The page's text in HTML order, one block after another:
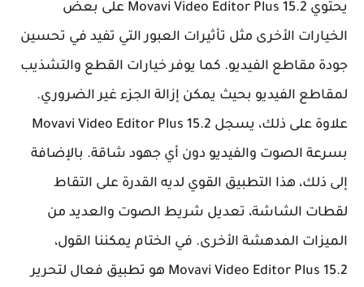
يحتوي Movavi Video Editor Plus 15.2 على بعض
الخيارات الأخرى مثل تأثيرات العبور التي تفيد في تحسين
جودة مقاطع الفيديو. كما يوفر خيارات القطع والتشذيب
لمقاطع الفيديو بحيث يمكن إزالة الجزء غير الضروري.
علاوة على ذلك، يسجل Movavi Video Editor Plus 15.2
بسرعة الصوت والفيديو دون أي جهود شاقة. بالإضافة
إلى ذلك، هذا التطبيق القوي لديه القدرة على التقاط
لقطات الشاشة، تعديل شريط الصوت والعديد من
الميزات المدهشة الأخرى. في الختام يمكننا القول،
Movavi Video Editor Plus 15.2 هو تطبيق فعال لتحرير